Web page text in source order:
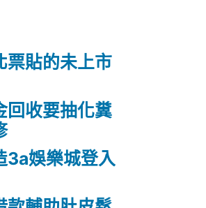
票貼的未上市
回收要抽化糞
3a娛樂城登入